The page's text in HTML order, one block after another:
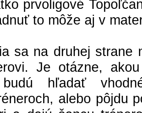
prvoligové
to môže aj v
sa na druhej strane
Je otázne,
hľadať
alebo pôjdu